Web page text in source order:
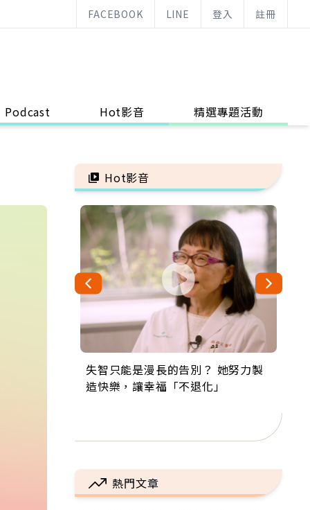
FACEBOOK LINE 登入 註冊
Podcast Hot影音 精選專題活動
Hot影音
失智只能是漫長的告別？ 她努力製
造快樂，讓幸福「不退化」
來自剛果的巧克力神父 為台灣奉獻
36年 「台灣是我的家，我連作夢都
63歲卸矽谷副總、搬回台灣找快
樂！「蛋黃哥小丑」走進安養院，
104歲打破金氏世界紀錄 成為全球
最年長羽球選手，分享長壽的秘密
事業巔峰他選擇追夢…黑手阿伯拉
小提琴還登上小巨蛋！連CNN都大
熱門文章